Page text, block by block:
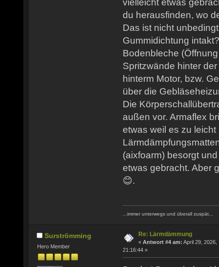
du herausfinden, wo
Das ist nicht
Gummidichtung
Bodenbleche
Spritzwände hinter
hinterm Motor, bzw.
über die
Die
außen vor. Armaflex
etwas weil es zu
(aixfoarm) besorgt
etwas gebracht. Aber
😊.
...immer unterwegs und überall zuspät...
Surströmming
Hero Member
Re: Lärmdämmung
« Antwort #4 am: April 29, 2026,
21:16:44 »